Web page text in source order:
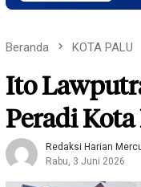
Beranda KOTA PALU
Ito
Peradi Kota
Redaksi Harian
Rabu, 3 Juni 2026